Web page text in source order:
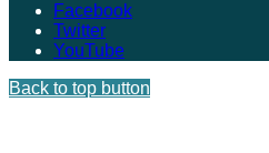
Facebook
Twitter
YouTube
Back to top button